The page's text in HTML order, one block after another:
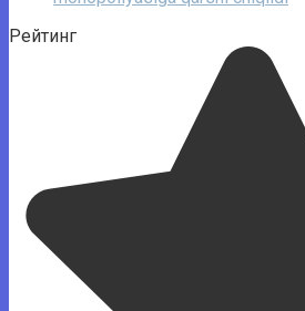
Рейтинг